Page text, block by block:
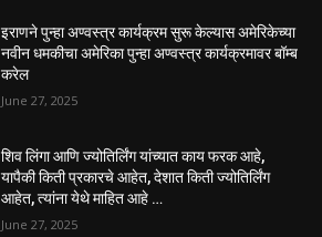
इराणने पुन्हा अण्वस्त्र कार्यक्रम सुरू केल्यास अमेरिकेच्या
नवीन धमकीचा अमेरिका पुन्हा अण्वस्त्र कार्यक्रमावर बॉम्ब
करेल
June 27, 2025
शिव लिंगा आणि ज्योतिर्लिंग यांच्यात काय फरक आहे,
यापैकी किती प्रकारचे आहेत, देशात किती ज्योतिर्लिंग
आहेत, त्यांना येथे माहित आहे …
June 27, 2025